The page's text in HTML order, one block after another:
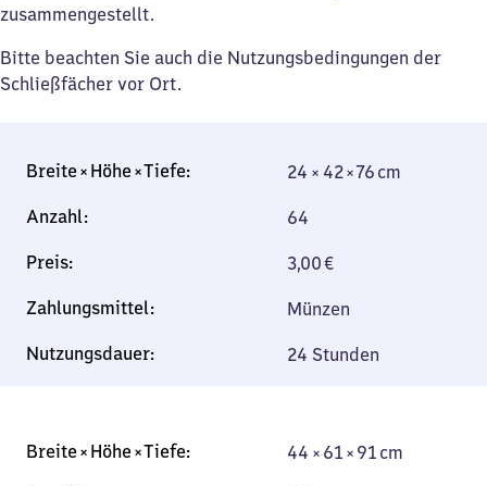
zusammengestellt.
Bitte beachten Sie auch die Nutzungsbedingungen der
Schließfächer vor Ort.
24 × 42 × 76 cm
64
3,00€
Münzen
24 Stunden
44 × 61 × 91 cm